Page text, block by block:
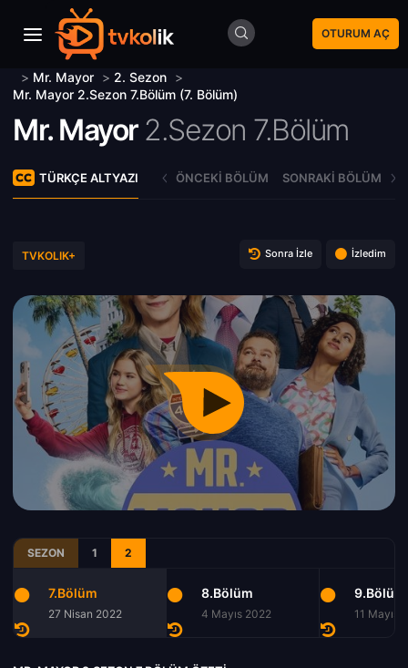
OTURUM AÇ
> Mr. Mayor > 2. Sezon >
Mr. Mayor 2.Sezon 7.Bölüm (7. Bölüm)
Mr. Mayor 2.Sezon 7.Bölüm
TÜRKÇE ALTYAZI ÖNCEKI BÖLÜM SONRAKI BÖLÜM
TVKOLIK+ Sonra İzle İzledim
SEZON 1 2
7.Bölüm
27 Nisan 2022
8.Bölüm
4 Mayıs 2022
9.Bölüm
11 Mayıs